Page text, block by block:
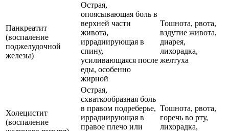
Панкреатит
(воспаление
поджелудочной
железы)
Острая,
опоясывающая боль в
верхней части
живота,
иррадиирующая в
спину,
усиливающаяся после
еды, особенно
жирной
Тошнота, рвота,
вздутие живота,
диарея,
лихорадка,
желтуха
Холецистит
(воспаление
Острая,
схваткообразная боль
в правом подреберье,
иррадиирующая в
правое плечо или
Тошнота, рвота,
горечь во рту,
лихорадка,